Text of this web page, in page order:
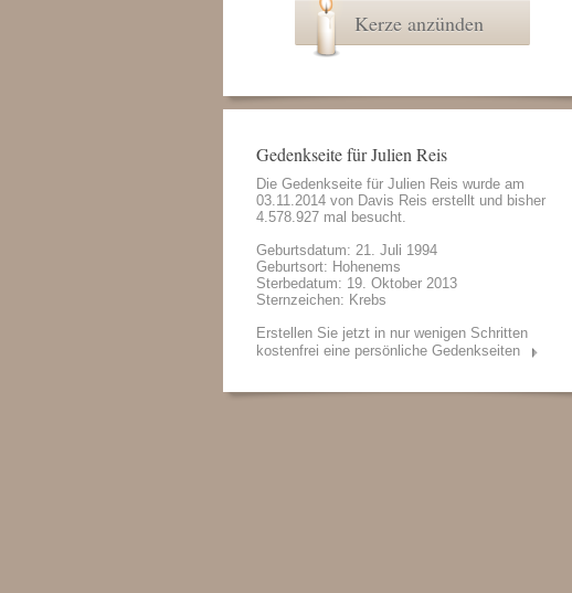
Kerze anzünden
Gedenkseite für Julien Reis
Die Gedenkseite für Julien Reis wurde am
03.11.2014 von Davis Reis erstellt und bisher
4.578.927 mal besucht.
Geburtsdatum: 21. Juli 1994
Geburtsort: Hohenems
Sterbedatum: 19. Oktober 2013
Sternzeichen: Krebs
Erstellen Sie jetzt in nur wenigen Schritten
kostenfrei eine persönliche Gedenkseiten